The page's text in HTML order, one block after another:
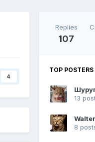
4
Replies
107
TOP
13
Walter
8